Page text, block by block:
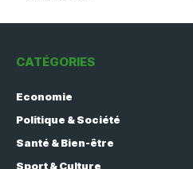
CATÉGORIES
Economie
Politique & Société
Santé & Bien-être
Sport & Culture